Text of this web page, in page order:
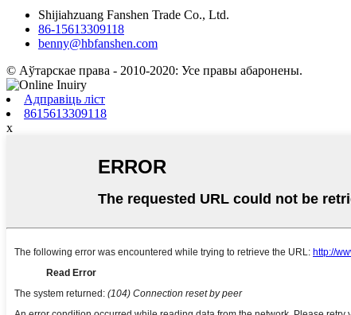
Shijiahzuang Fanshen Trade Co., Ltd.
86-15613309118
benny@hbfanshen.com
© Аўтарскае права - 2010-2020: Усе правы абаронены.
Адправіць ліст
8615613309118
x